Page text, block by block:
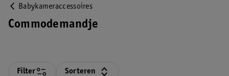
Babykameraccessoires
Commodemandje
Filter Sorteren